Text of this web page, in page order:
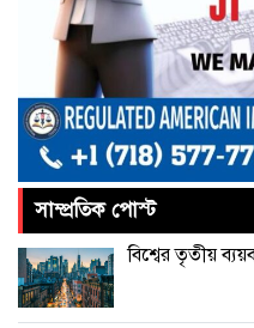
সাম্প্রতিক পোস্ট
বিশ্বের তৃতীয়